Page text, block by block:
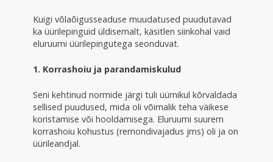
Kuigi võlaõigusseaduse muudatused puudutavad
ka üürilepinguid üldisemalt, käsitlen siinkohal vaid
eluruumi üürilepingutega seonduvat.
1. Korrashoiu ja parandamiskulud
Seni kehtinud normide järgi tuli üürnikul kõrvaldada
sellised puudused, mida oli võimalik teha väikese
koristamise või hooldamisega. Eluruumi suurem
korrashoiu kohustus (remondivajadus jms) oli ja on
üürileandjal.